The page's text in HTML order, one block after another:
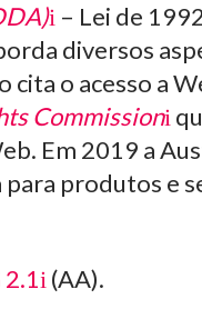
– Lei de
diversos
cita o acesso a
Commission
Em 2019 a
produtos e
(AA).